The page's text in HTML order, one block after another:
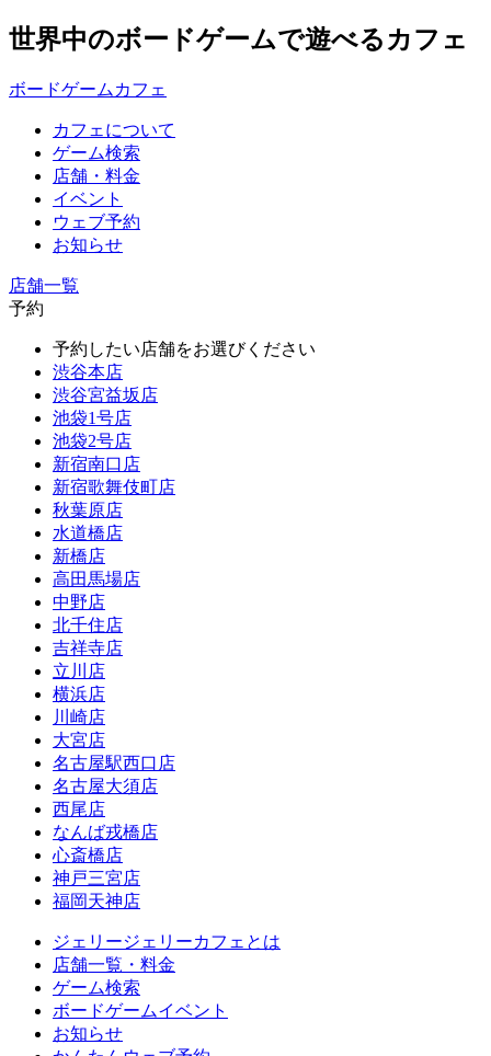
世界中のボードゲームで遊べるカフェ
ボードゲームカフェ
カフェについて
ゲーム検索
店舗・料金
イベント
ウェブ予約
お知らせ
店舗一覧
予約
予約したい店舗をお選びください
渋谷本店
渋谷宮益坂店
池袋1号店
池袋2号店
新宿南口店
新宿歌舞伎町店
秋葉原店
水道橋店
新橋店
高田馬場店
中野店
北千住店
吉祥寺店
立川店
横浜店
川崎店
大宮店
名古屋駅西口店
名古屋大須店
西尾店
なんば戎橋店
心斎橋店
神戸三宮店
福岡天神店
ジェリージェリーカフェとは
店舗一覧・料金
ゲーム検索
ボードゲームイベント
お知らせ